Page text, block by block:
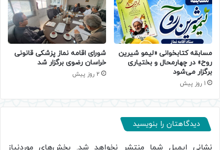
مسابقه کتابخوانی «لیمو شیرین
روح» در چهارمحال و بختیاری
برگزار می‌شود
1 روز پیش
شورای اقامه نماز پزشکی قانونی
خراسان رضوی برگزار شد
2 روز پیش
دیدگاهتان را بنویسید
نشانی ایمیل شما منتشر نخواهد شد. بخش‌های موردنیاز